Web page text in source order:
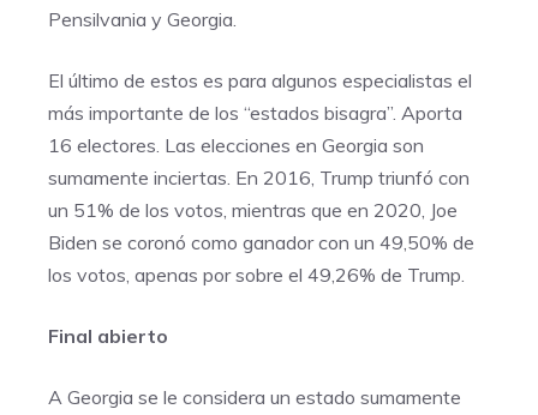
Pensilvania y Georgia.
El último de estos es para algunos especialistas el
más importante de los “estados bisagra”. Aporta
16 electores. Las elecciones en Georgia son
sumamente inciertas. En 2016, Trump triunfó con
un 51% de los votos, mientras que en 2020, Joe
Biden se coronó como ganador con un 49,50% de
los votos, apenas por sobre el 49,26% de Trump.
Final abierto
A Georgia se le considera un estado sumamente